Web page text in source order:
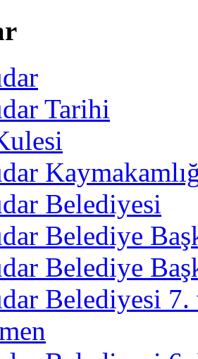
Tarihi
Belediyesi
Belediye
Belediye
Belediyesi